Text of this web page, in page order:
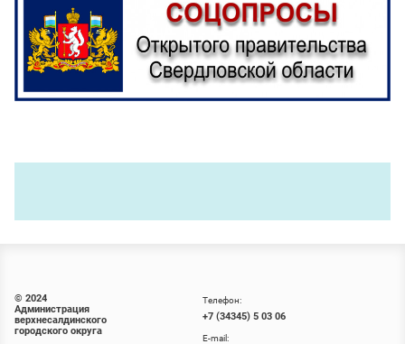
© 2024
Администрация
верхнесалдинского
городского округа
Телефон:
+7 (34345) 5 03 06
E-mail: